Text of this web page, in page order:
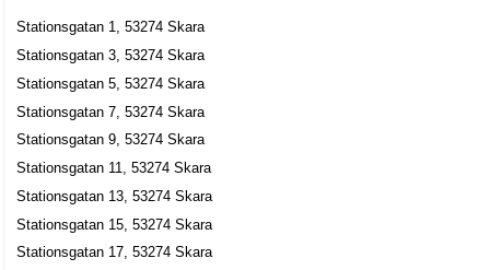
Stationsgatan 1, 53274 Skara
Stationsgatan 3, 53274 Skara
Stationsgatan 5, 53274 Skara
Stationsgatan 7, 53274 Skara
Stationsgatan 9, 53274 Skara
Stationsgatan 11, 53274 Skara
Stationsgatan 13, 53274 Skara
Stationsgatan 15, 53274 Skara
Stationsgatan 17, 53274 Skara